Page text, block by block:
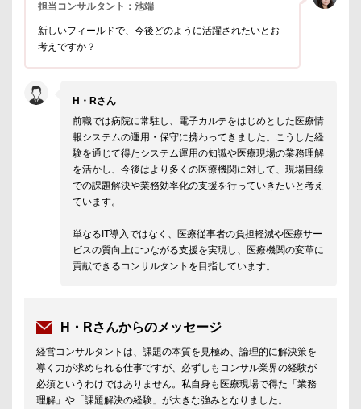
担当コンサルタント：池端
新しいフィールドで、今後どのように活躍されたいとお
考えですか？
H・Rさん
前職では病院に常駐し、電子カルテをはじめとした医療情
報システムの運用・保守に携わってきました。こうした経
験を通じて得たシステム運用の知識や医療現場の業務理解
を活かし、今後はより多くの医療機関に対して、現場目線
での課題解決や業務効率化の支援を行っていきたいと考え
ています。
単なるIT導入ではなく、医療従事者の負担軽減や医療サー
ビスの質向上につながる支援を実現し、医療機関の変革に
貢献できるコンサルタントを目指しています。
H・Rさんからのメッセージ
経営コンサルタントは、課題の本質を見極め、論理的に解決策を
導く力が求められる仕事ですが、必ずしもコンサル業界の経験が
必須というわけではありません。私自身も医療現場で得た「業務
理解」や「課題解決の経験」が大きな強みとなりました。